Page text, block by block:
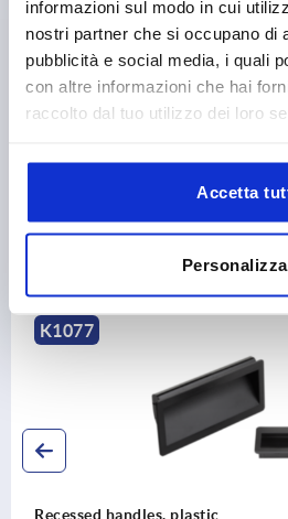
informazioni sul modo in cui
nostri partner che si occupano di
pubblicità e social media, i quali
con altre informazioni che hai
raccolto dal tuo utilizzo dei loro
Accetta
Personalizza
CAD
DOWNLOADS
Discover our product
K1077
Recessed handles, plastic